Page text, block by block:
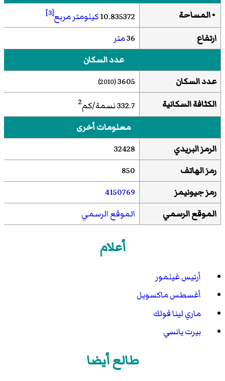
• المساحة
10.835372كيلومتر مربع[3]
ارتفاع 36متر
عدد السكان
عدد السكان
3605
(2010)
الكثافة السكانية 332.7 نسمة/كم 2
معلومات أخرى
الرمز البريدي
32428
رمز الهاتف
850
رمز جيونيمز
4150769
الموقع الرسمي
الموقع الرسمي
أعلام
أرتيس غيلمور
أغسطس ماكسويل
ماري لينا فولك
بيرت يانسي
طالع أيضا